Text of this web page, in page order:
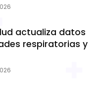
actualiza datos
respiratorias y